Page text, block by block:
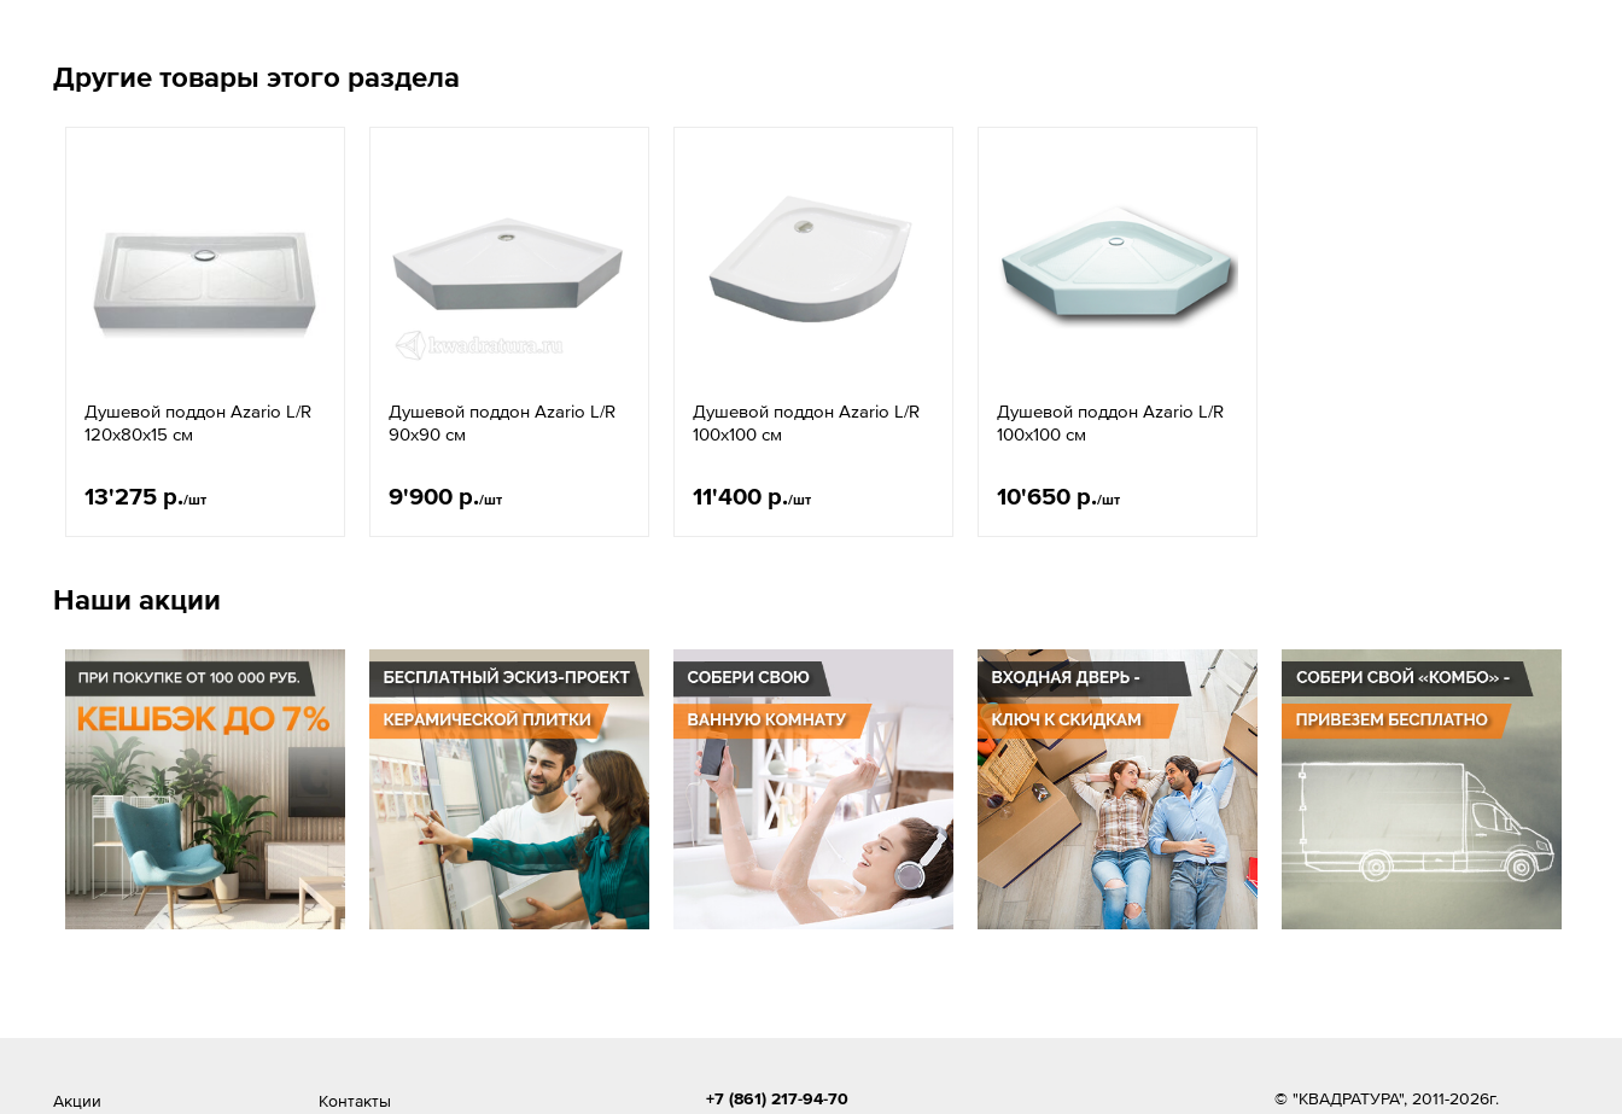
Другие товары этого раздела
Душевой поддон Azario L/R
120х80х15 см
13'275 р./шт
Душевой поддон Azario L/R
90х90 см
9'900 р./шт
Душевой поддон Azario L/R
100х100 см
11'400 р./шт
Душевой поддон Azario L/R
100х100 см
10'650 р./шт
Наши акции
Акции Контакты +7 (861) 217-94-70
© "КВАДРАТУРА", 2011-2026г.